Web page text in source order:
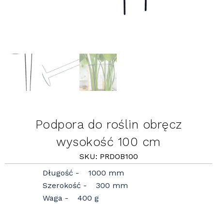
Podpora do roślin obręcz
wysokość 100 cm
SKU: PRDOB100
Długość
1000 mm
Szerokość
300 mm
Waga
400 g